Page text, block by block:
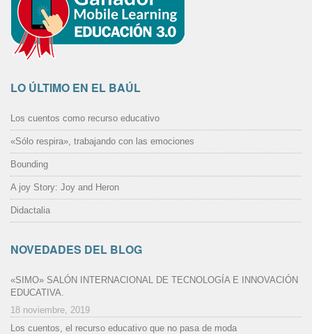
LO ÚLTIMO EN EL BAÚL
Los cuentos como recurso educativo
«Sólo respira», trabajando con las emociones
Bounding
A joy Story: Joy and Heron
Didactalia
NOVEDADES DEL BLOG
«SIMO» SALÓN INTERNACIONAL DE TECNOLOGÍA E INNOVACIÓN
EDUCATIVA.
18 noviembre, 2019
Los cuentos, el recurso educativo que no pasa de moda